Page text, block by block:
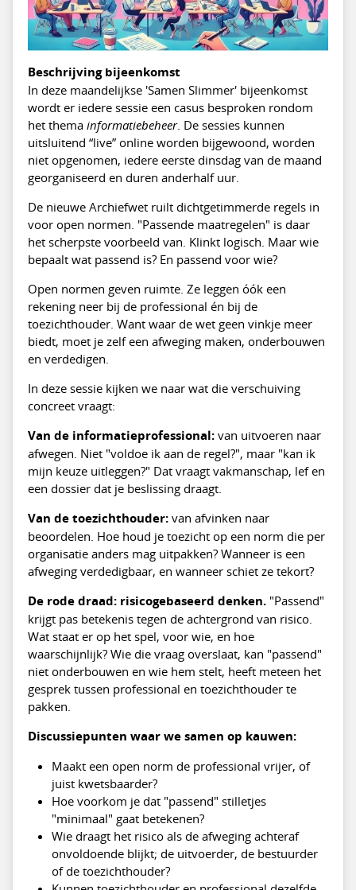
Beschrijving bijeenkomst
In deze maandelijkse 'Samen Slimmer' bijeenkomst
wordt er iedere sessie een casus besproken rondom
het themainformatiebeheer. De sessies kunnen
uitsluitend “live” online worden bijgewoond, worden
niet opgenomen, iedere eerste dinsdag van de maand
georganiseerd en duren anderhalf uur.
De nieuwe Archiefwet ruilt dichtgetimmerde regels in
voor open normen. "Passende maatregelen" is daar
het scherpste voorbeeld van. Klinkt logisch. Maar wie
bepaalt wat passend is? En passend voor wie?
Open normen geven ruimte. Ze leggen óók een
rekening neer bij de professional én bij de
toezichthouder. Want waar de wet geen vinkje meer
biedt, moet je zelf een afweging maken, onderbouwen
en verdedigen.
In deze sessie kijken we naar wat die verschuiving
concreet vraagt:
Van de informatieprofessional:van uitvoeren naar
afwegen. Niet "voldoe ik aan de regel?", maar "kan ik
mijn keuze uitleggen?" Dat vraagt vakmanschap, lef en
een dossier dat je beslissing draagt.
Van de toezichthouder:van afvinken naar
beoordelen. Hoe houd je toezicht op een norm die per
organisatie anders mag uitpakken? Wanneer is een
afweging verdedigbaar, en wanneer schiet ze tekort?
De rode draad: risicogebaseerd denken."Passend"
krijgt pas betekenis tegen de achtergrond van risico.
Wat staat er op het spel, voor wie, en hoe
waarschijnlijk? Wie die vraag overslaat, kan "passend"
niet onderbouwen en wie hem stelt, heeft meteen het
gesprek tussen professional en toezichthouder te
pakken.
Discussiepunten waar we samen op kauwen:
Maakt een open norm de professional vrijer, of
juist kwetsbaarder?
Hoe voorkom je dat "passend" stilletjes
"minimaal" gaat betekenen?
Wie draagt het risico als de afweging achteraf
onvoldoende blijkt; de uitvoerder, de bestuurder
of de toezichthouder?